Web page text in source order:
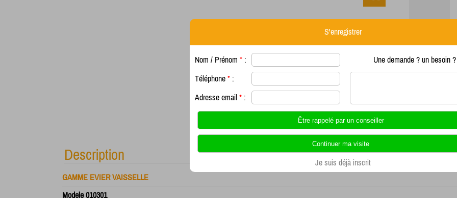
Description
GAMME EVIER VAISSELLE
Modele 010301
S'enregistrer
Nom / Prénom * :
Téléphone * :
Adresse email * :
Une demande ? un besoin
Je suis déjà inscrit